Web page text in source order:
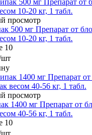
просмотр
500 мг Препарат от
10-20 кг, 1 табл.
10
шт
просмотр
1400 мг Препарат от
40-56 кг, 1 табл.
10